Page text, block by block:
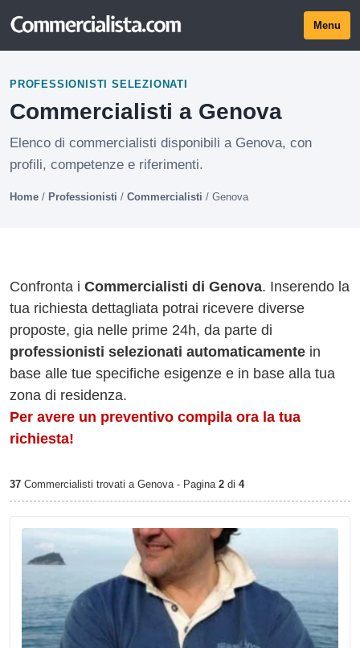
Menu
PROFESSIONISTI SELEZIONATI
Commercialisti a Genova
Elenco di commercialisti disponibili a Genova, con
profili, competenze e riferimenti.
Home / Professionisti / Commercialisti / Genova
Confronta i Commercialisti di Genova. Inserendo la
tua richiesta dettagliata potrai ricevere diverse
proposte, gia nelle prime 24h, da parte di
professionisti selezionati automaticamente in
base alle tue specifiche esigenze e in base alla tua
zona di residenza.
Per avere un preventivo compila ora la tua
richiesta!
37 Commercialisti trovati a Genova - Pagina 2 di 4